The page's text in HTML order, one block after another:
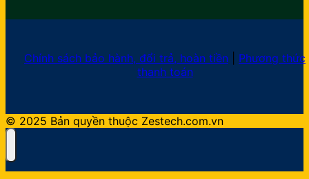
Chính sách bảo hành, đổi trả, hoàn tiền
Phương thức
thanh toán
© 2025 Bản quyền thuộc Zestech.com.vn